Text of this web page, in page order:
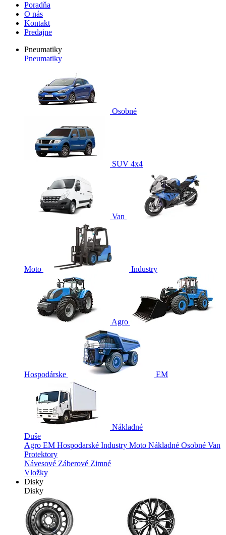
Poradňa
O nás
Kontakt
Predajne
Pneumatiky
Pneumatiky
Osobné
SUV 4x4
Van
Moto Industry
Agro
Hospodárske EM
Nákladné
Duše
Agro EM Hospodarské Industry Moto Nákladné Osobné Van
Protektory
Návesové Záberové Zimné
Vložky
Disky
Disky